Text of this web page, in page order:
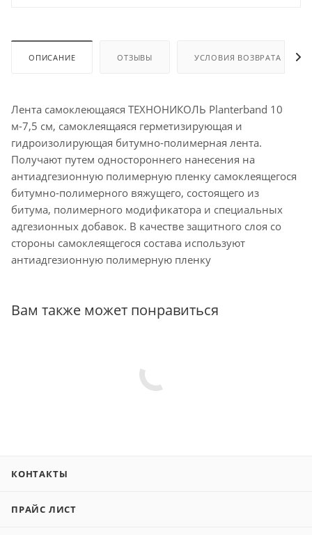
ОПИСАНИЕ ОТЗЫВЫ УСЛОВИЯ ВОЗВРАТА
Лента самоклеющаяся ТЕХНОНИКОЛЬ Planterband 10
м-7,5 см, самоклеящаяся герметизирующая и
гидроизолирующая битумно-полимерная лента.
Получают путем одностороннего нанесения на
антиадгезионную полимерную пленку самоклеящегося
битумно-полимерного вяжущего, состоящего из
битума, полимерного модификатора и специальных
адгезионных добавок. В качестве защитного слоя со
стороны самоклеящегося состава используют
антиадгезионную полимерную пленку
Вам также может понравиться
КОНТАКТЫ
ПРАЙС ЛИСТ